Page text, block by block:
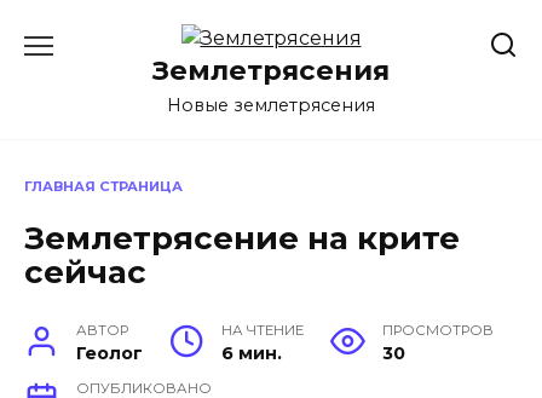
Землетрясения
Новые землетрясения
ГЛАВНАЯ СТРАНИЦА
Землетрясение на крите
сейчас
АВТОР
Геолог
НА ЧТЕНИЕ
6 мин.
ПРОСМОТРОВ
30
ОПУБЛИКОВАНО